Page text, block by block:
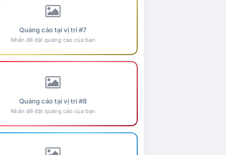
Quảng cáo tại vị trí #7
Nhấn để đặt quảng cáo của bạn
Quảng cáo tại vị trí #8
Nhấn để đặt quảng cáo của bạn